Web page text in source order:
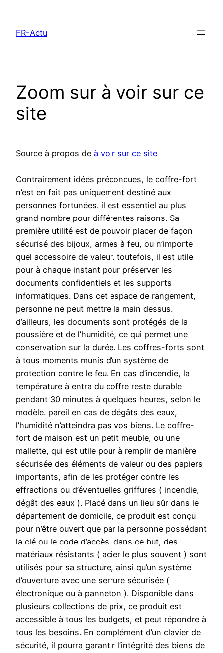
contenu
FR-Actu
Zoom sur à voir sur ce
site
Source à propos de à voir sur ce site
Contrairement idées préconcues, le coffre-fort
n’est en fait pas uniquement destiné aux
personnes fortunées. il est essentiel au plus
grand nombre pour différentes raisons. Sa
première utilité est de pouvoir placer de façon
sécurisé des bijoux, armes à feu, ou n’importe
quel accessoire de valeur. toutefois, il est utile
pour à chaque instant pour préserver les
documents confidentiels et les supports
informatiques. Dans cet espace de rangement,
personne ne peut mettre la main dessus.
d’ailleurs, les documents sont protégés de la
poussière et de l’humidité, ce qui permet une
conservation sur la durée. Les coffres-forts sont
à tous moments munis d’un système de
protection contre le feu. En cas d’incendie, la
température à entra du coffre reste durable
pendant 30 minutes à quelques heures, selon le
modèle. pareil en cas de dégâts des eaux,
l’humidité n’atteindra pas vos biens. Le coffre-
fort de maison est un petit meuble, ou une
mallette, qui est utile pour à remplir de manière
sécurisée des éléments de valeur ou des papiers
importants, afin de les protéger contre les
effractions ou d’éventuelles griffures ( incendie,
dégât des eaux ). Placé dans un lieu sûr dans le
département de domicile, ce produit est conçu
pour n’être ouvert que par la personne possédant
la clé ou le code d’accès. dans ce but, des
matériaux résistants ( acier le plus souvent ) sont
utilisés pour sa structure, ainsi qu’un système
d’ouverture avec une serrure sécurisée (
électronique ou à panneton ). Disponible dans
plusieurs collections de prix, ce produit est
accessible à tous les budgets, et peut répondre à
tous les besoins. En complément d’un clavier de
sécurité, il pourra garantir l’intégrité des biens de